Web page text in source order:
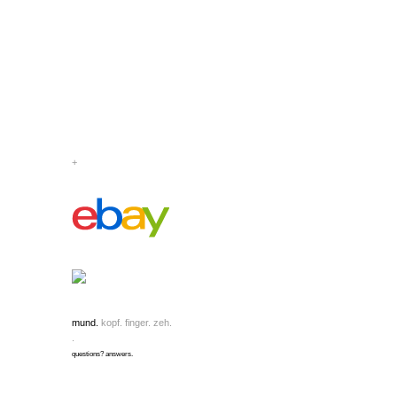
+
mund. kopf. finger. zeh.
questions? answers.